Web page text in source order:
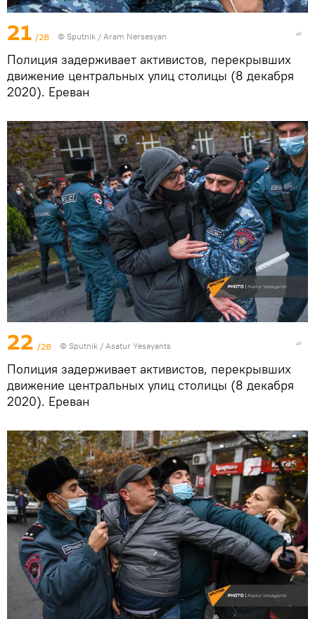
21 /28 © Sputnik / Aram Nersesyan
Полиция задерживает активистов, перекрывших
движение центральных улиц столицы (8 декабря
2020). Еревaн
22 /28 © Sputnik / Asatur Yesayants
Полиция задерживает активистов, перекрывших
движение центральных улиц столицы (8 декабря
2020). Еревaн